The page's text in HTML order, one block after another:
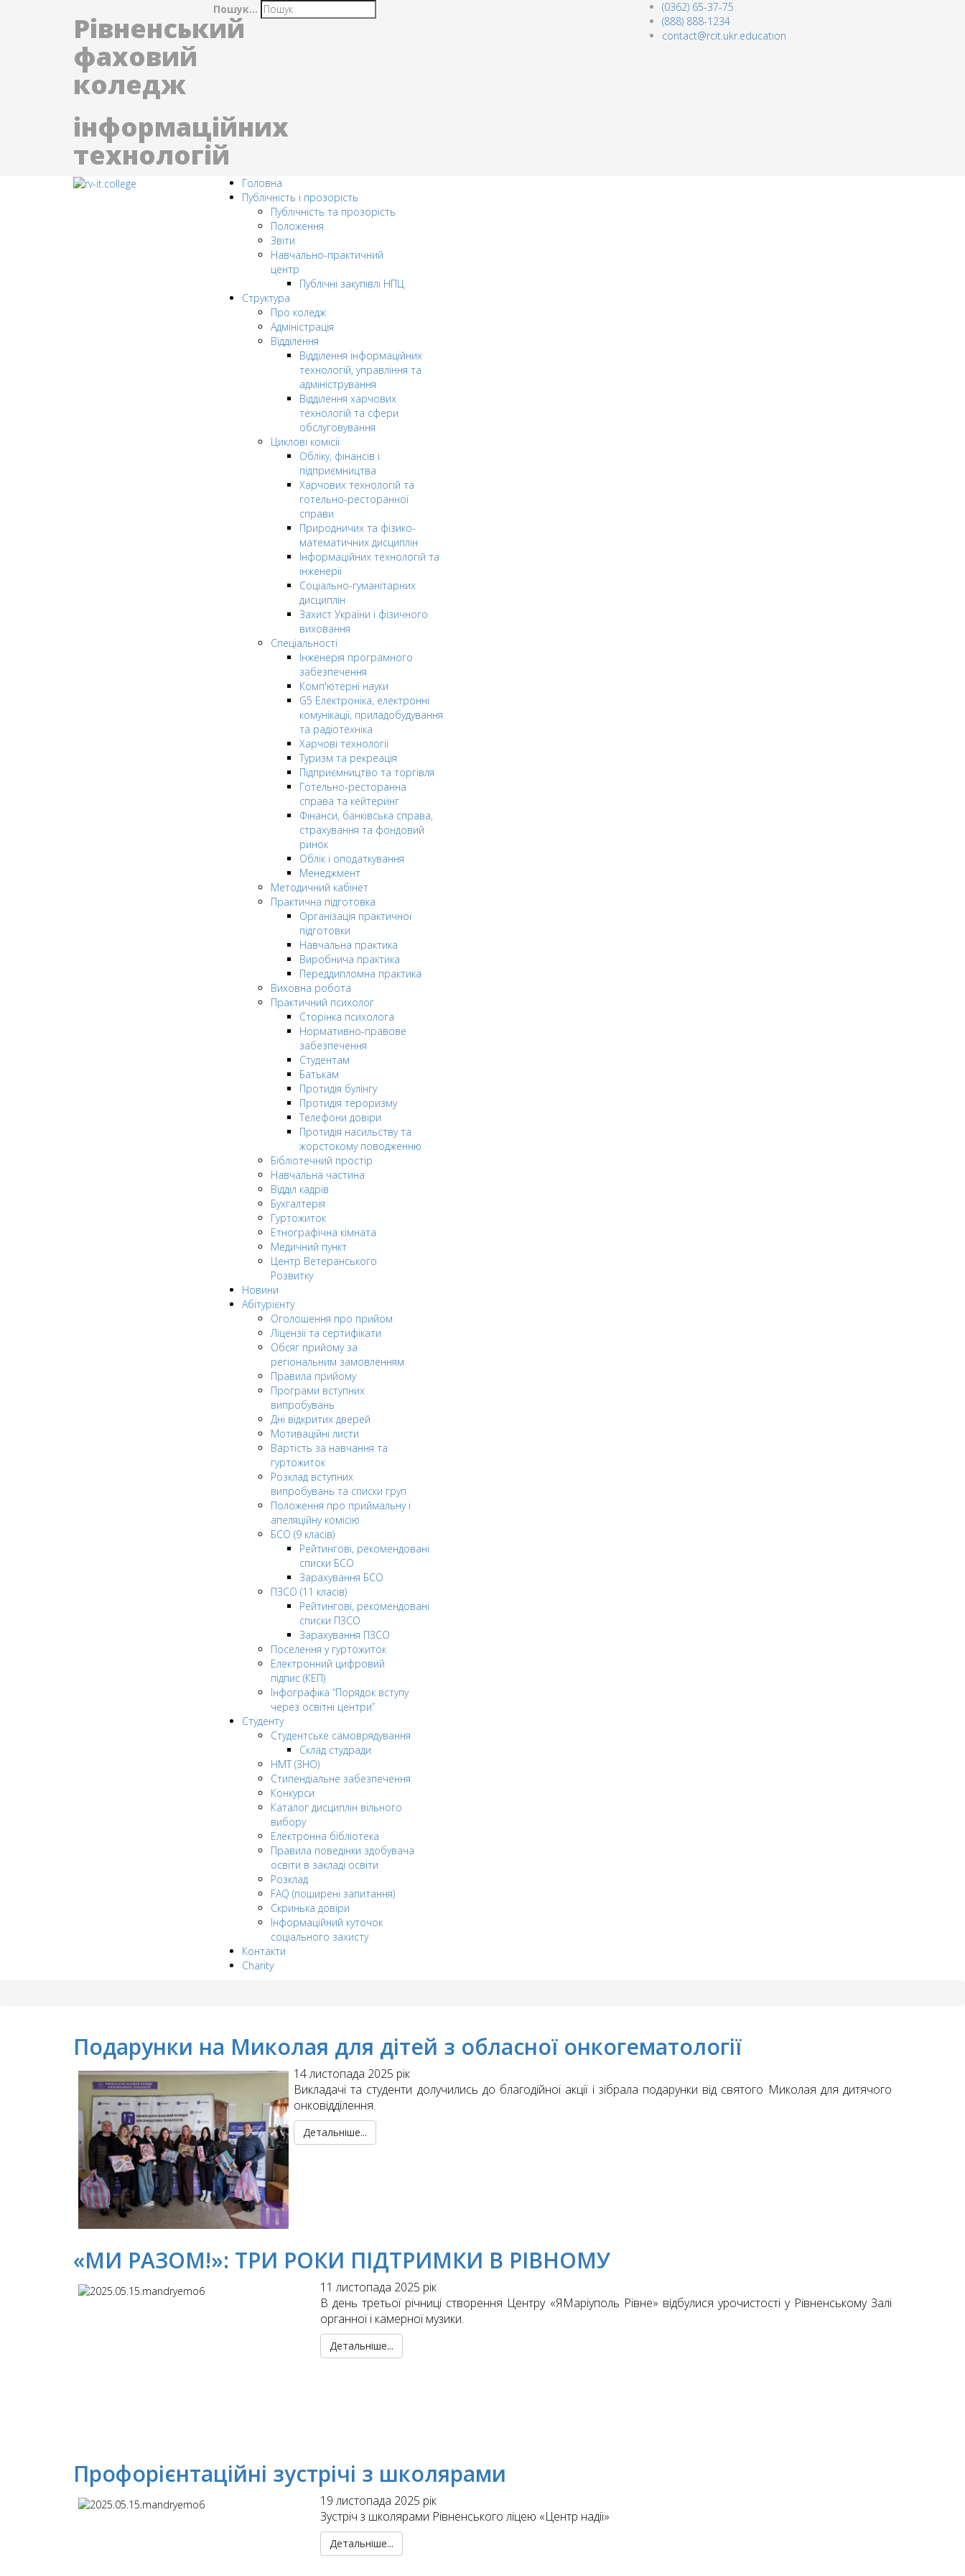
Рівненський
фаховий
коледж
інформаційних
технологій
Пошук...
(0362) 65-37-75
(888) 888-1234
contact@rcit.ukr.education
Головна
Публічність і прозорість
Публічність та прозорість
Положення
Звіти
Навчально-практичний
центр
Публічні закупівлі НПЦ
Структура
Про коледж
Адміністрація
Відділення
Відділення інформаційних
технологій, управління та
адміністрування
Відділення харчових
технологій та сфери
обслуговування
Циклові комісії
Обліку, фінансів і
підприємництва
Харчових технологій та
готельно-ресторанної
справи
Природничих та фізико-
математичних дисциплін
Інформаційних технологій та
інженерії
Соціально-гуманітарних
дисциплін
Захист України і фізичного
виховання
Спеціальності
Інженерія програмного
забезпечення
Комп'ютерні науки
G5 Електроніка, електронні
комунікації, приладобудування
та радіотехніка
Харчові технології
Туризм та рекреація
Підприємництво та торгівля
Готельно-ресторанна
справа та кейтеринг
Фінанси, банківська справа,
страхування та фондовий
ринок
Облік і оподаткування
Менеджмент
Методичний кабінет
Практична підготовка
Організація практичної
підготовки
Навчальна практика
Виробнича практика
Переддипломна практика
Виховна робота
Практичний психолог
Сторінка психолога
Нормативно-правове
забезпечення
Студентам
Батькам
Протидія булінгу
Протидія тероризму
Телефони довіри
Протидія насильству та
жорстокому поводженню
Бібліотечний простір
Навчальна частина
Відділ кадрів
Бухгалтерія
Гуртожиток
Етнографічна кімната
Медичний пункт
Центр Ветеранського
Розвитку
Новини
Абітурієнту
Оголошення про прийом
Ліцензії та сертифікати
Обсяг прийому за
регіональним замовленням
Правила прийому
Програми вступних
випробувань
Дні відкритих дверей
Мотиваційні листи
Вартість за навчання та
гуртожиток
Розклад вступних
випробувань та списки груп
Положення про приймальну і
апеляційну комісію
БСО (9 класів)
Рейтингові, рекомендовані
списки БСО
Зарахування БСО
ПЗСО (11 класів)
Рейтингові, рекомендовані
списки ПЗСО
Зарахування ПЗСО
Поселення у гуртожиток
Електронний цифровий
підпис (КЕП)
Інфографіка “Порядок вступу
через освітні центри”
Студенту
Студентське самоврядування
Склад студради
НМТ (ЗНО)
Стипендіальне забезпечення
Конкурси
Каталог дисциплін вільного
вибору
Електронна бібліотека
Правила поведінки здобувача
освіти в закладі освіти
Розклад
FAQ (поширені запитання)
Скринька довіри
Інформаційний куточок
соціального захисту
Контакти
Charity
Подарунки на Миколая для дітей з обласної онкогематології
14 листопада 2025 рік
Викладачі та студенти долучились до благодійної акції і зібрала подарунки від святого Миколая для дитячого
онковідділення.
Детальніше...
«МИ РАЗОМ!»: ТРИ РОКИ ПІДТРИМКИ В РІВНОМУ
11 листопада 2025 рік
В день третьої річниці створення Центру «ЯМаріуполь Рівне» відбулися урочистості у Рівненському Залі
органної і камерної музики.
Детальніше...
Профорієнтаційні зустрічі з школярами
19 листопада 2025 рік
Зустріч з школярами Рівненського ліцею «Центр надії»
Детальніше...